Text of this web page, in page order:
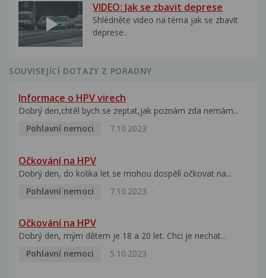
VIDEO: Jak se zbavit deprese
Shlédněte video na téma jak se zbavit
deprese..
SOUVISEJÍCÍ DOTAZY Z PORADNY
Informace o HPV virech
Dobrý den,chtěl bych se zeptat,jak poznám zda nemám...
Pohlavní nemoci
7.10.2023
Očkování na HPV
Dobrý den, do kolika let se mohou dospělí očkovat na...
Pohlavní nemoci
7.10.2023
Očkování na HPV
Dobrý den, mým dětem je 18 a 20 let. Chci je nechat...
Pohlavní nemoci
5.10.2023